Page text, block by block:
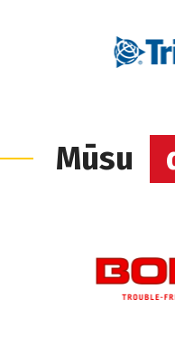
Mūsu